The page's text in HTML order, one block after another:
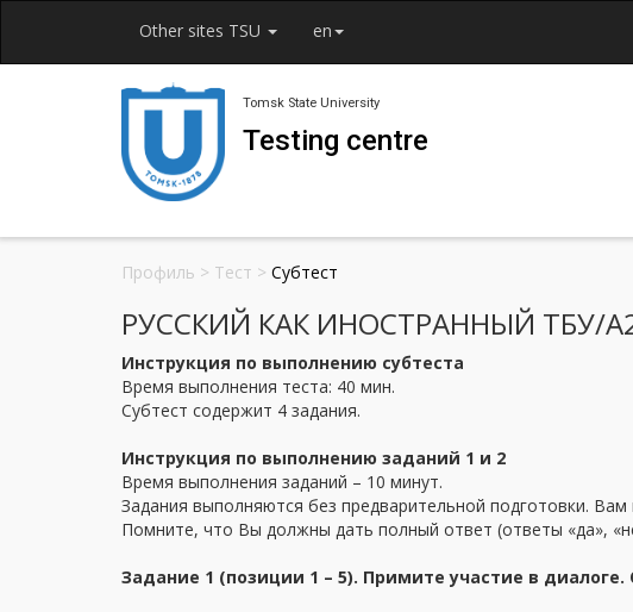
Other sites TSU en
Tomsk State University
Testing centre
Профиль > Тест > Субтест
РУССКИЙ КАК ИНОСТРАННЫЙ ТБУ/
Инструкция по выполнению субтеста
Время выполнения теста: 40 мин.
Субтест содержит 4 задания.
Инструкция по выполнению заданий 1 и 2
Время выполнения заданий – 10 минут.
Задания выполняются без предварительной подготовки. Вам
Помните, что Вы должны дать полный ответ (ответы «да»,
Задание 1 (позиции 1 – 5). Примите участие в диалоге.